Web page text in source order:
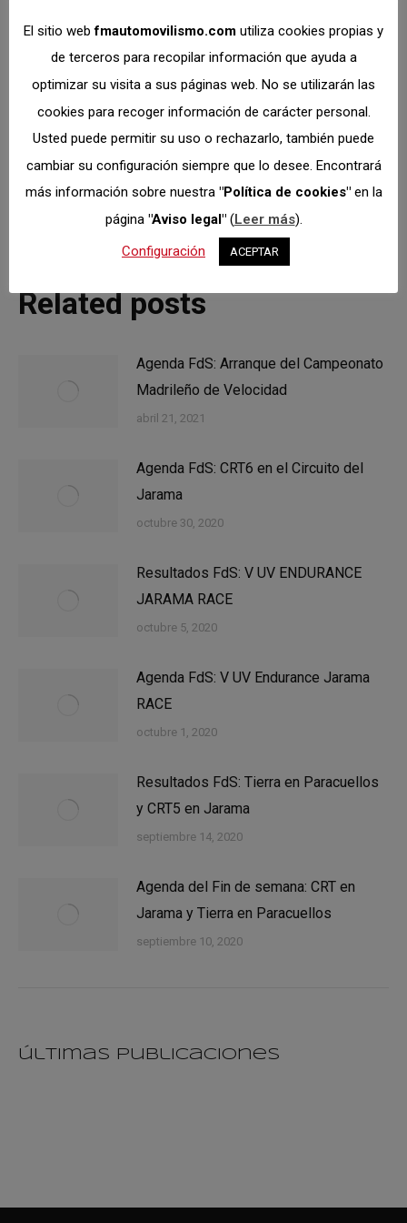
Publicación
siguiente:
Copa Redan 1000, una
interesante opción de
promoción en la
especialidad de
Montaña
Related posts
Agenda FdS: Arranque del Campeonato
Madrileño de Velocidad
abril 21, 2021
Agenda FdS: CRT6 en el Circuito del
Jarama
octubre 30, 2020
Resultados FdS: V UV ENDURANCE
JARAMA RACE
octubre 5, 2020
Agenda FdS: V UV Endurance Jarama
RACE
octubre 1, 2020
Resultados FdS: Tierra en Paracuellos
y CRT5 en Jarama
septiembre 14, 2020
Agenda del Fin de semana: CRT en
Jarama y Tierra en Paracuellos
septiembre 10, 2020
últimas publicaciones
El sitio webfmautomovilismo.com utiliza cookies propias y
de terceros para recopilar información que ayuda a
optimizar su visita a sus páginas web. No se utilizarán las
cookies para recoger información de carácter personal.
Usted puede permitir su uso o rechazarlo, también puede
cambiar su configuración siempre que lo desee. Encontrará
más información sobre nuestra "Política de cookies"en la
página "Aviso legal"(Leer más).
Configuración
ACEPTAR